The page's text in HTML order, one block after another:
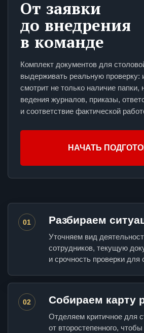
От заявки
до внедрения
в команде
Комплект документов для
выдерживать реальную проверку:
смотрит не только наличие папки,
ведения журналов, приказы,
и соответствие фактической
НАЧАТЬ
01 Разбираем
Уточняем вид
сотрудников, текущую
и срочность проверки для
02 Собираем карту
Отделяем критичное для
от второстепенного,